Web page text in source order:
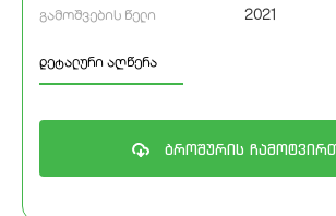
გამოშვების წელი 2021
დეტალური აღწერა
ბროშურის